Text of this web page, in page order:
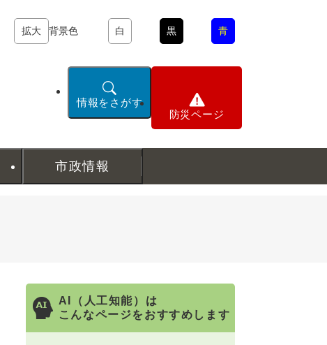
拡大 背景色 白 黒 青
情報をさがす
防災ページ
市政情報
AI（人工知能）は
こんなページをおすすめします